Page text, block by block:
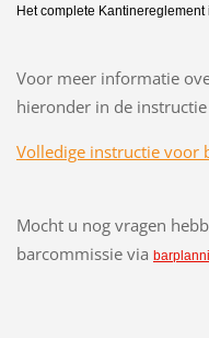
Het complete Kantinereglement
Voor meer informatie
hieronder in de instructie
Volledige instructie voor
Mocht u nog vragen
barcommissie via